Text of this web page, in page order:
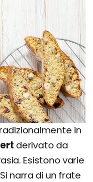
in
derivato da
Esistono varie
narra di un frate